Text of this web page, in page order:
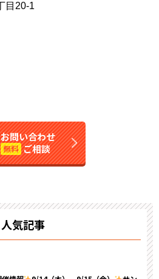
目20-1
お問い合わせ
無料 ご相談
人気記事